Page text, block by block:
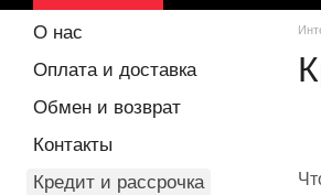
Договор
О нас
Оплата и доставка
Обмен и возврат
Контакты
Кредит и рассрочка